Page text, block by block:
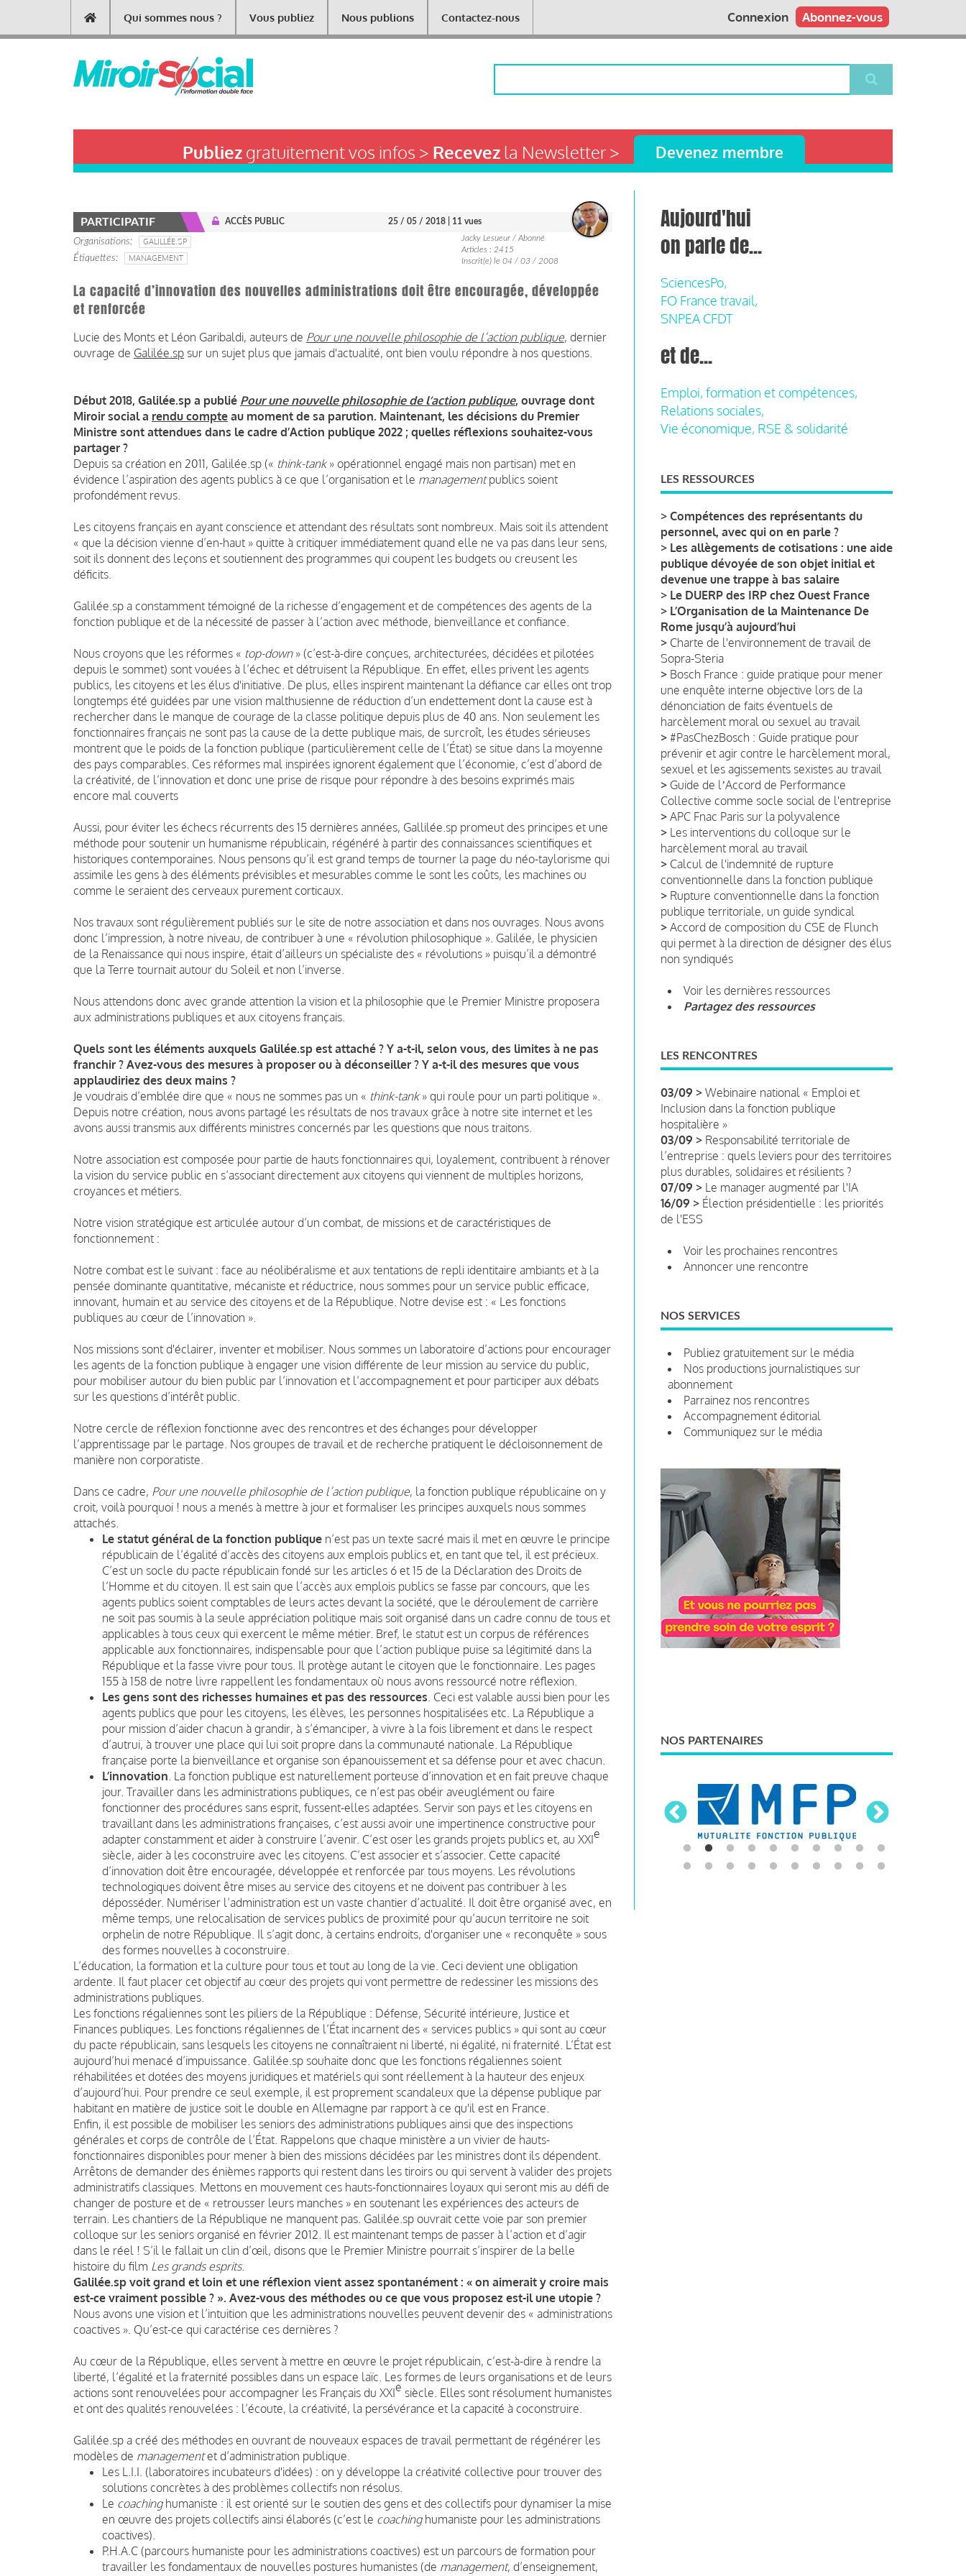
contenu
Main
navigation
Qui sommes nous ? Vous publiez Nous publions Contactez-nous Abonnez-vous
Connexion
Publiezgratuitement vos infos > Recevezla Newsletter > Devenez membre
PARTICIPATIF ACCÈS PUBLIC 25 / 05 / 2018 | 11 vues
Organisations
GALILLÉE.SP
Étiquettes
MANAGEMENT
Jacky Lesueur / Abonné
Articles : 2415
Inscrit(e) le 04 / 03 / 2008
La capacité d’innovation des nouvelles administrations doit être encouragée, développée
et renforcée
Lucie des Monts et Léon Garibaldi, auteurs de Pour une nouvelle philosophie de l’action publique, dernier
ouvrage de Galilée.sp sur un sujet plus que jamais d'actualité, ont bien voulu répondre à nos questions.
Début 2018, Galilée.sp a publié Pour une nouvelle philosophie de l’action publique, ouvrage dont
Miroir social a rendu compte au moment de sa parution. Maintenant, les décisions du Premier
Ministre sont attendues dans le cadre d’Action publique 2022 ; quelles réflexions souhaitez-vous
partager ?
Depuis sa création en 2011, Galilée.sp (« think-tank» opérationnel engagé mais non partisan) met en
évidence l’aspiration des agents publics à ce que l’organisation et le managementpublics soient
profondément revus.
Les citoyens français en ayant conscience et attendant des résultats sont nombreux. Mais soit ils attendent
« que la décision vienne d’en-haut » quitte à critiquer immédiatement quand elle ne va pas dans leur sens,
soit ils donnent des leçons et soutiennent des programmes qui coupent les budgets ou creusent les
déficits.
Galilée.sp a constamment témoigné de la richesse d’engagement et de compétences des agents de la
fonction publique et de la nécessité de passer à l’action avec méthode, bienveillance et confiance.
Nous croyons que les réformes « top-down» (c’est-à-dire conçues, architecturées, décidées et pilotées
depuis le sommet) sont vouées à l’échec et détruisent la République. En effet, elles privent les agents
publics, les citoyens et les élus d'initiative. De plus, elles inspirent maintenant la défiance car elles ont trop
longtemps été guidées par une vision malthusienne de réduction d’un endettement dont la cause est à
rechercher dans le manque de courage de la classe politique depuis plus de 40 ans. Non seulement les
fonctionnaires français ne sont pas la cause de la dette publique mais, de surcroît, les études sérieuses
montrent que le poids de la fonction publique (particulièrement celle de l’État) se situe dans la moyenne
des pays comparables. Ces réformes mal inspirées ignorent également que l’économie, c’est d’abord de
la créativité, de l’innovation et donc une prise de risque pour répondre à des besoins exprimés mais
encore mal couverts
Aussi, pour éviter les échecs récurrents des 15 dernières années, Gallilée.sp promeut des principes et une
méthode pour soutenir un humanisme républicain, régénéré à partir des connaissances scientifiques et
historiques contemporaines. Nous pensons qu’il est grand temps de tourner la page du néo-taylorisme qui
assimile les gens à des éléments prévisibles et mesurables comme le sont les coûts, les machines ou
comme le seraient des cerveaux purement corticaux.
Nos travaux sont régulièrement publiés sur le site de notre association et dans nos ouvrages. Nous avons
donc l’impression, à notre niveau, de contribuer à une « révolution philosophique ». Galilée, le physicien
de la Renaissance qui nous inspire, était d’ailleurs un spécialiste des « révolutions » puisqu’il a démontré
que la Terre tournait autour du Soleil et non l’inverse.
Nous attendons donc avec grande attention la vision et la philosophie que le Premier Ministre proposera
aux administrations publiques et aux citoyens français.
Quels sont les éléments auxquels Galilée.sp est attaché ? Y a-t-il, selon vous, des limites à ne pas
franchir ? Avez-vous des mesures à proposer ou à déconseiller ? Y a-t-il des mesures que vous
applaudiriez des deux mains ?
Je voudrais d’emblée dire que « nous ne sommes pas un « think-tank» qui roule pour un parti politique ».
Depuis notre création, nous avons partagé les résultats de nos travaux grâce à notre site internet et les
avons aussi transmis aux différents ministres concernés par les questions que nous traitons.
Notre association est composée pour partie de hauts fonctionnaires qui, loyalement, contribuent à rénover
la vision du service public en s’associant directement aux citoyens qui viennent de multiples horizons,
croyances et métiers.
Notre vision stratégique est articulée autour d’un combat, de missions et de caractéristiques de
fonctionnement :
Notre combat est le suivant : face au néolibéralisme et aux tentations de repli identitaire ambiants et à la
pensée dominante quantitative, mécaniste et réductrice, nous sommes pour un service public efficace,
innovant, humain et au service des citoyens et de la République. Notre devise est : « Les fonctions
publiques au cœur de l’innovation ».
Nos missions sont d'éclairer, inventer et mobiliser. Nous sommes un laboratoire d’actions pour encourager
les agents de la fonction publique à engager une vision différente de leur mission au service du public,
pour mobiliser autour du bien public par l’innovation et l’accompagnement et pour participer aux débats
sur les questions d’intérêt public.
Notre cercle de réflexion fonctionne avec des rencontres et des échanges pour développer
l’apprentissage par le partage. Nos groupes de travail et de recherche pratiquent le décloisonnement de
manière non corporatiste.
Dans ce cadre, Pour une nouvelle philosophie de l’action publique, la fonction publique républicaine on y
croit, voilà pourquoi ! nous a menés à mettre à jour et formaliser les principes auxquels nous sommes
attachés.
Le statut général de la fonction publique n’est pas un texte sacré mais il met en œuvre le principe
républicain de l’égalité d’accès des citoyens aux emplois publics et, en tant que tel, il est précieux.
C’est un socle du pacte républicain fondé sur les articles 6 et 15 de la Déclaration des Droits de
l’Homme et du citoyen. Il est sain que l’accès aux emplois publics se fasse par concours, que les
agents publics soient comptables de leurs actes devant la société, que le déroulement de carrière
ne soit pas soumis à la seule appréciation politique mais soit organisé dans un cadre connu de tous et
applicables à tous ceux qui exercent le même métier. Bref, le statut est un corpus de références
applicable aux fonctionnaires, indispensable pour que l’action publique puise sa légitimité dans la
République et la fasse vivre pour tous. Il protège autant le citoyen que le fonctionnaire. Les pages
155 à 158 de notre livre rappellent les fondamentaux où nous avons ressourcé notre réflexion.
Les gens sont des richesses humaines et pas des ressources . Ceci est valable aussi bien pour les
agents publics que pour les citoyens, les élèves, les personnes hospitalisées etc. La République a
pour mission d’aider chacun à grandir, à s’émanciper, à vivre à la fois librement et dans le respect
d’autrui, à trouver une place qui lui soit propre dans la communauté nationale. La République
française porte la bienveillance et organise son épanouissement et sa défense pour et avec chacun.
L’innovation . La fonction publique est naturellement porteuse d’innovation et en fait preuve chaque
jour. Travailler dans les administrations publiques, ce n’est pas obéir aveuglément ou faire
fonctionner des procédures sans esprit, fussent-elles adaptées. Servir son pays et les citoyens en
travaillant dans les administrations françaises, c’est aussi avoir une impertinence constructive pour
adapter constamment et aider à construire l’avenir. C’est oser les grands projets publics et, au XXIe
siècle, aider à les coconstruire avec les citoyens. C’est associer et s’associer. Cette capacité
d’innovation doit être encouragée, développée et renforcée par tous moyens. Les révolutions
technologiques doivent être mises au service des citoyens et ne doivent pas contribuer à les
déposséder. Numériser l’administration est un vaste chantier d’actualité. Il doit être organisé avec, en
même temps, une relocalisation de services publics de proximité pour qu’aucun territoire ne soit
orphelin de notre République. Il s’agit donc, à certains endroits, d'organiser une « reconquête » sous
des formes nouvelles à coconstruire.
L’éducation, la formation et la culture pour tous et tout au long de la vie. Ceci devient une obligation
ardente. Il faut placer cet objectif au cœur des projets qui vont permettre de redessiner les missions des
administrations publiques.
Les fonctions régaliennes sont les piliers de la République : Défense, Sécurité intérieure, Justice et
Finances publiques. Les fonctions régaliennes de l’État incarnent des « services publics » qui sont au cœur
du pacte républicain, sans lesquels les citoyens ne connaîtraient ni liberté, ni égalité, ni fraternité. L’État est
aujourd’hui menacé d’impuissance. Galilée.sp souhaite donc que les fonctions régaliennes soient
réhabilitées et dotées des moyens juridiques et matériels qui sont réellement à la hauteur des enjeux
d’aujourd’hui. Pour prendre ce seul exemple, il est proprement scandaleux que la dépense publique par
habitant en matière de justice soit le double en Allemagne par rapport à ce qu'il est en France.
Enfin, il est possible de mobiliser les seniors des administrations publiques ainsi que des inspections
générales et corps de contrôle de l’État. Rappelons que chaque ministère a un vivier de hauts-
fonctionnaires disponibles pour mener à bien des missions décidées par les ministres dont ils dépendent.
Arrêtons de demander des énièmes rapports qui restent dans les tiroirs ou qui servent à valider des projets
administratifs classiques. Mettons en mouvement ces hauts-fonctionnaires loyaux qui seront mis au défi de
changer de posture et de « retrousser leurs manches » en soutenant les expériences des acteurs de
terrain. Les chantiers de la République ne manquent pas. Galilée.sp ouvrait cette voie par son premier
colloque sur les seniors organisé en février 2012. Il est maintenant temps de passer à l’action et d’agir
dans le réel ! S’il le fallait un clin d’œil, disons que le Premier Ministre pourrait s’inspirer de la belle
histoire du film Les grands esprits.
Galilée.sp voit grand et loin et une réflexion vient assez spontanément : « on aimerait y croire mais
est-ce vraiment possible ? ». Avez-vous des méthodes ou ce que vous proposez est-il une utopie ?
Nous avons une vision et l’intuition que les administrations nouvelles peuvent devenir des « administrations
coactives ». Qu’est-ce qui caractérise ces dernières ?
Au cœur de la République, elles servent à mettre en œuvre le projet républicain, c’est-à-dire à rendre la
liberté, l’égalité et la fraternité possibles dans un espace laïc. Les formes de leurs organisations et de leurs
actions sont renouvelées pour accompagner les Français du XXIe siècle. Elles sont résolument humanistes
et ont des qualités renouvelées : l’écoute, la créativité, la persévérance et la capacité à coconstruire.
Galilée.sp a créé des méthodes en ouvrant de nouveaux espaces de travail permettant de régénérer les
modèles de managementet d’administration publique.
Les L.I.I. (laboratoires incubateurs d'idées) : on y développe la créativité collective pour trouver des
solutions concrètes à des problèmes collectifs non résolus.
Le coachinghumaniste : il est orienté sur le soutien des gens et des collectifs pour dynamiser la mise
en œuvre des projets collectifs ainsi élaborés (c’est le coachinghumaniste pour les administrations
coactives).
P.H.A.C (parcours humaniste pour les administrations coactives) est un parcours de formation pour
travailler les fondamentaux de nouvelles postures humanistes (de management, d’enseignement,
Aujourd'hui
on parle de...
SciencesPo,
FO France travail,
SNPEA CFDT
et de...
Emploi, formation et compétences,
Relations sociales,
Vie économique, RSE & solidarité
LES RESSOURCES
> Compétences des représentants du
personnel, avec qui on en parle ?
> Les allègements de cotisations : une aide
publique dévoyée de son objet initial et
devenue une trappe à bas salaire
> Le DUERP des IRP chez Ouest France
> L’Organisation de la Maintenance De
Rome jusqu’à aujourd’hui
> Charte de l'environnement de travail de
Sopra-Steria
> Bosch France : guide pratique pour mener
une enquête interne objective lors de la
dénonciation de faits éventuels de
harcèlement moral ou sexuel au travail
> #PasChezBosch : Guide pratique pour
prévenir et agir contre le harcèlement moral,
sexuel et les agissements sexistes au travail
> Guide de lʼAccord de Performance
Collective comme socle social de l'entreprise
> APC Fnac Paris sur la polyvalence
> Les interventions du colloque sur le
harcèlement moral au travail
> Calcul de l'indemnité de rupture
conventionnelle dans la fonction publique
> Rupture conventionnelle dans la fonction
publique territoriale, un guide syndical
> Accord de composition du CSE de Flunch
qui permet à la direction de désigner des élus
non syndiqués
Voir les dernières ressources
Partagez des ressources
LES RENCONTRES
03/09 > Webinaire national « Emploi et
Inclusion dans la fonction publique
hospitalière »
03/09 > Responsabilité territoriale de
l’entreprise : quels leviers pour des territoires
plus durables, solidaires et résilients ?
07/09 > Le manager augmenté par l'IA
16/09 > Élection présidentielle : les priorités
de l'ESS
Voir les prochaines rencontres
Annoncer une rencontre
NOS SERVICES
Publiez gratuitement sur le média
Nos productions journalistiques sur
abonnement
Parrainez nos rencontres
Accompagnement éditorial
Communiquez sur le média
NOS PARTENAIRES